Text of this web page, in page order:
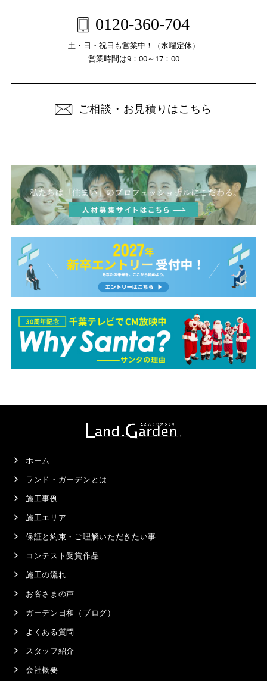
0120-360-704
土・日・祝日も営業中！（水曜定休）
営業時間は9：00～17：00
ご相談・お見積りはこちら
ホーム
ランド・ガーデンとは
施工事例
施工エリア
保証と約束・ご理解いただきたい事
コンテスト受賞作品
施工の流れ
お客さまの声
ガーデン日和（ブログ）
よくある質問
スタッフ紹介
会社概要